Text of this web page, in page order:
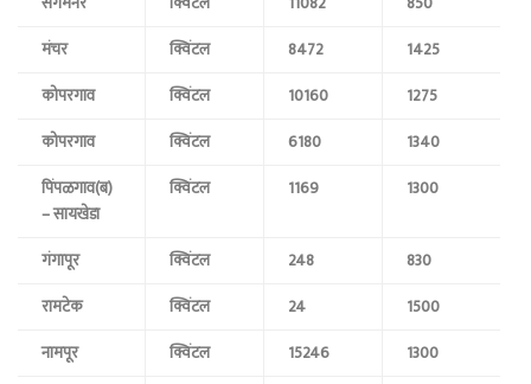
मंचर
क्विंटल 8472
1425
कोपरगाव
क्विंटल 10160
1275
कोपरगाव
क्विंटल 6180
1340
पिंपळगाव(ब)
– सायखेडा
क्विंटल 1169 1300
गंगापूर क्विंटल 248
830
रामटेक
क्विंटल 24
1500
नामपूर
क्विंटल 15246
1300